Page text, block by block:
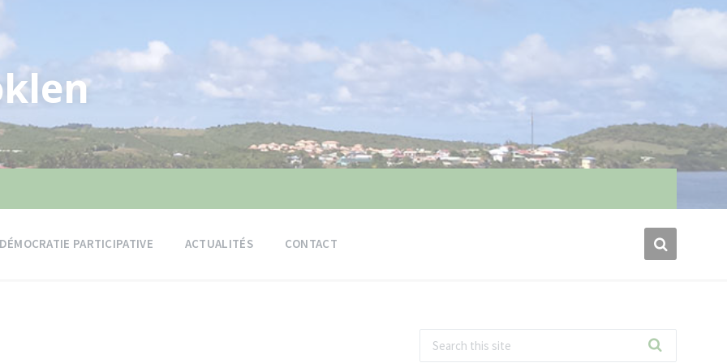
DÉMOCRATIE PARTICIPATIVE ACTUALITÉS CONTACT